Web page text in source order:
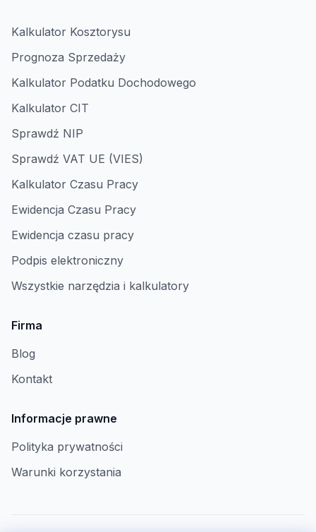
Kalkulator Kosztorysu
Prognoza Sprzedaży
Kalkulator Podatku Dochodowego
Kalkulator CIT
Sprawdź NIP
Sprawdź VAT UE (VIES)
Kalkulator Czasu Pracy
Ewidencja Czasu Pracy
Ewidencja czasu pracy
Podpis elektroniczny
Wszystkie narzędzia i kalkulatory
Firma
Blog
Kontakt
Informacje prawne
Polityka prywatności
Warunki korzystania